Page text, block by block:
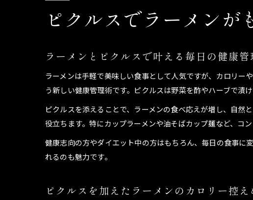
ラ
健
ピクルスでラーメンが
ラーメンとピクルスで叶える毎日の健康管
ラーメンは手軽で美味しい食事として人気ですが、カロリー
う新しい健康管理術です。ピクルスは野菜を酢やハーブで漬
ピクルスを添えることで、ラーメンの食べ応えが増し、自然
役立ちます。特にカップラーメンや油そばカップ麺など、コ
健康志向の方やダイエット中の方はもちろん、毎日の食事に
れるのも魅力です。
ピクルスを加えたラーメンのカロリー控え